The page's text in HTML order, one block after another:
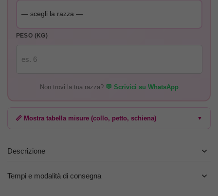
PESO (KG)
Non trovi la tua razza? 💬 Scrivici su WhatsApp
📏 Mostra tabella misure (collo, petto, schiena) ▼
Descrizione
Tempi e modalità di consegna